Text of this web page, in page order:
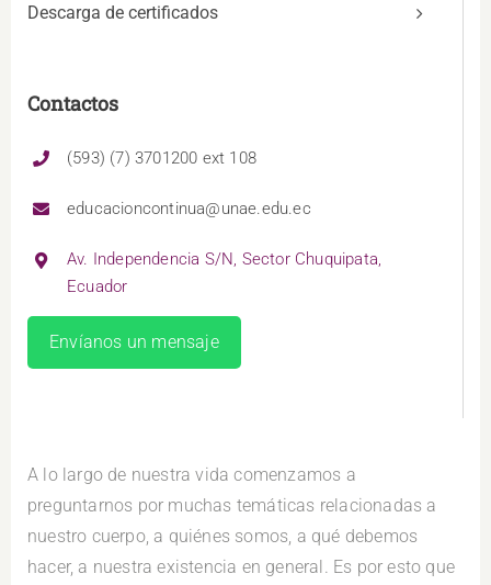
Descarga de certificados
Contactos
(593) (7) 3701200 ext 108
educacioncontinua@unae.edu.ec
Av. Independencia S/N, Sector Chuquipata,
Ecuador
Envíanos un mensaje
A lo largo de nuestra vida comenzamos a
preguntarnos por muchas temáticas relacionadas a
nuestro cuerpo, a quiénes somos, a qué debemos
hacer, a nuestra existencia en general. Es por esto que